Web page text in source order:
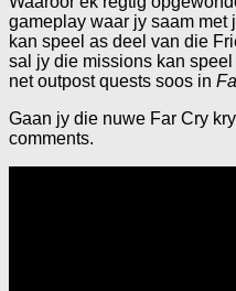
gameplay waar jy saam met
kan speel as deel van die
sal jy die missions kan speel
net outpost quests soos in
Gaan jy die nuwe Far Cry
comments.